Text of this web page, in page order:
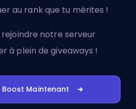
au rank que tu mérites !
rejoindre notre serveur
à plein de giveaways !
Maintenant